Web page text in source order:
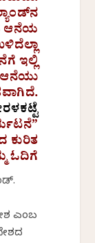
ಆನೆಯ
ಇಲ್ಲಿ
ಆನೆಯು
ಕುರಿತ
ಓದಿಗೆ
ಎಂಬ